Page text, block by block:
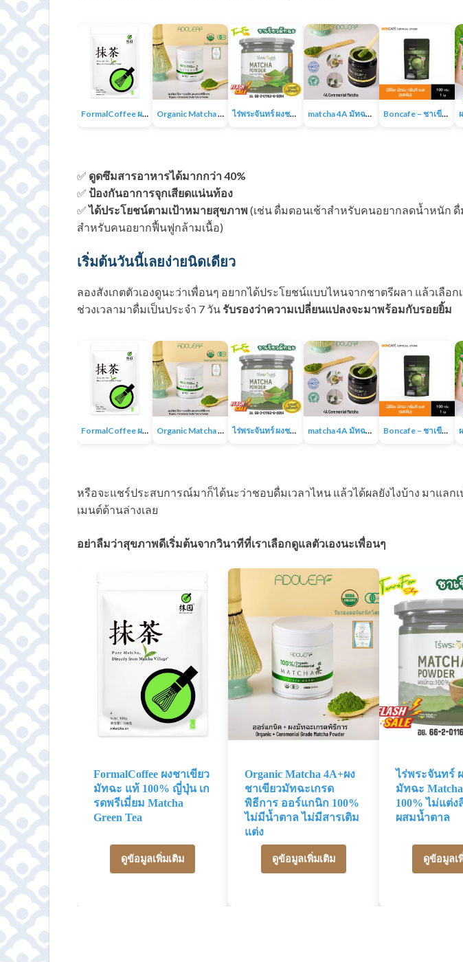
FormalCoffee ผงชาเขียวมัทฉะ แท้ 100% ญี่ปุ่น เกรดพรีเมี่ยม Matcha Green Tea Organic Matcha 4A+ผงชาเขียวมัทฉะเกรดพิธีการ ออร์แกนิก 100% ไม่มีน้ำตาล ไม่มีสารเติมแต่ง ไร่พระจันทร์ ผงชาเขียวมัทฉะ Matcha Powder 100% ไม่แต่งสี กลิ่น ไม่ผสมน้ำตาล matcha 4A มัทฉะออร์แกนิค ผงชาเขียวเกรดพรีเมี่ยม 100% ไม่มีน้ำตาล ไม่มีสารเติมแต่ง Boncafe – ชาเขียวพรีเมี่ยมแท้พร้อมชงจากญี่ปุ่น นิชิโอะ มัทฉะ กรีนที เบส
✅ ดูดซึมสารอาหารได้มากกว่า 40%
✅ ป้องกันอาการจุกเสียดแน่นท้อง
✅ได้ประโยชน์ตามเป้าหมายสุขภาพ (เช่น ดื่มตอนเช้าสำหรับคนอยากลดน้ำหนัก
สำหรับคนอยากฟื้นฟูกล้ามเนื้อ)
เริ่มต้นวันนี้เลยง่ายนิดเดียว
ลองสังเกตตัวเองดูนะว่าเพื่อนๆ อยากได้ประโยชน์แบบไหนจากชาตรีผลา แล้วเลือก
ช่วงเวลามาดื่มเป็นประจำ 7 วัน รับรองว่าความเปลี่ยนแปลงจะมาพร้อมกับรอยยิ้ม
FormalCoffee ผงชาเขียวมัทฉะ แท้ 100% ญี่ปุ่น เกรดพรีเมี่ยม Matcha Green Tea Organic Matcha 4A+ผงชาเขียวมัทฉะเกรดพิธีการ ออร์แกนิก 100% ไม่มีน้ำตาล ไม่มีสารเติมแต่ง ไร่พระจันทร์ ผงชาเขียวมัทฉะ Matcha Powder 100% ไม่แต่งสี กลิ่น ไม่ผสมน้ำตาล matcha 4A มัทฉะออร์แกนิค ผงชาเขียวเกรดพรีเมี่ยม 100% ไม่มีน้ำตาล ไม่มีสารเติมแต่ง Boncafe – ชาเขียวพรีเมี่ยมแท้พร้อมชงจากญี่ปุ่น นิชิโอะ มัทฉะ กรีนที เบส
หรือจะแชร์ประสบการณ์มาก็ได้นะว่าชอบดื่มเวลาไหน แล้วได้ผลยังไงบ้าง มาแลก
เมนต์ด้านล่างเลย
อย่าลืมว่าสุขภาพดีเริ่มต้นจากวินาทีที่เราเลือกดูแลตัวเองนะเพื่อนๆ
FormalCoffee ผงชาเขียว
มัทฉะ แท้ 100% ญี่ปุ่น เก
รดพรีเมี่ยม Matcha
Green Tea
ดูข้อมูลเพิ่มเติม
Organic Matcha 4A+ผง
ชาเขียวมัทฉะเกรด
พิธีการ ออร์แกนิก 100%
ไม่มีน้ำตาล ไม่มีสารเติม
แต่ง
ดูข้อมูลเพิ่มเติม
ไร่พระจันทร์
มัทฉะ
100% ไม่แต่
ผสมน้ำตาล
ดูข้อมูลเ